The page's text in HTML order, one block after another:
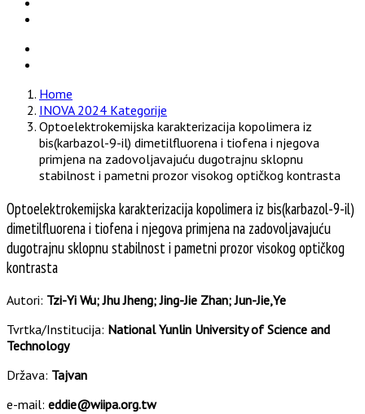
Home
INOVA 2024 Kategorije
Optoelektrokemijska karakterizacija kopolimera iz
bis(karbazol-9-il) dimetilfluorena i tiofena i njegova
primjena na zadovoljavajuću dugotrajnu sklopnu
stabilnost i pametni prozor visokog optičkog kontrasta
Optoelektrokemijska karakterizacija kopolimera iz bis(karbazol-9-il)
dimetilfluorena i tiofena i njegova primjena na zadovoljavajuću
dugotrajnu sklopnu stabilnost i pametni prozor visokog optičkog
kontrasta
Autori: Tzi-Yi Wu; Jhu Jheng; Jing-Jie Zhan; Jun-Jie,Ye
Tvrtka/Institucija: National Yunlin University of Science and
Technology
Država: Tajvan
e-mail: eddie@wiipa.org.tw